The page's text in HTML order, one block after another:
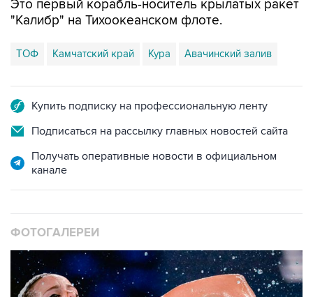
ТОФ Камчатский край Кура Авачинский залив
Подписаться на рассылку главных новостей сайта
Получать оперативные новости в официальном
канале